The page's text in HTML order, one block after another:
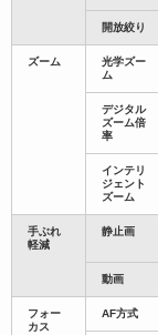
開放絞り
ズーム
光学ズー
ム
デジタル
ズーム倍
率
インテリ
ジェント
ズーム
手ぶれ
軽減
静止画
動画
フォー
カス
AF方式